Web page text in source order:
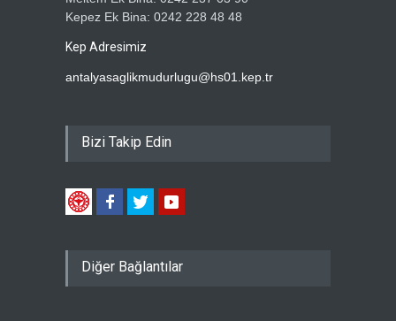
Kepez Ek Bina: 0242 228 48 48
Kep Adresimiz
antalyasaglikmudurlugu@hs01.kep.tr
Bizi Takip Edin
Diğer Bağlantılar